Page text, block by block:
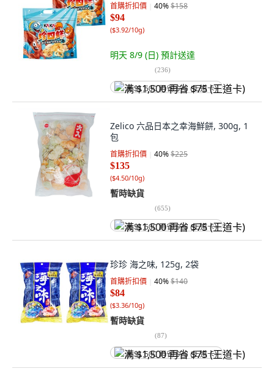
首購折扣價 40%$158
$94
($3.92/10g)
明天 8/9 (日) 預計送達
(236)
满 $1,500 再省 $75 (王道卡)
Zelico 六品日本之幸海鮮餅, 300g, 1
包
首購折扣價 40%$225
$135
($4.50/10g)
暫時缺貨
(655)
满 $1,500 再省 $75 (王道卡)
珍珍 海之味, 125g, 2袋
首購折扣價 40%$140
$84
($3.36/10g)
暫時缺貨
(87)
满 $1,500 再省 $75 (王道卡)